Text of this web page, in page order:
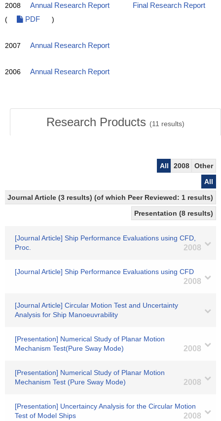
2008 Annual Research Report
Final Research Report
(
PDF )
2007 Annual Research Report
2006 Annual Research Report
Research Products (11 results)
All 2008
Other
All
Journal Article (3 results) (of which Peer Reviewed: 1 results)
Presentation (8 results)
[Journal Article] Ship Performance Evaluations using CFD,
Proc.
2008
[Journal Article] Ship Performance Evaluations using CFD
2008
[Journal Article] Circular Motion Test and Uncertainty
Analysis for Ship Manoeuvrability
[Presentation] Numerical Study of Planar Motion
Mechanism Test(Pure Sway Mode)
2008
[Presentation] Numerical Study of Planar Motion
Mechanism Test (Pure Sway Mode)
2008
[Presentation] Uncertaincy Analysis for the Circular Motion
Test of Model Ships
2008